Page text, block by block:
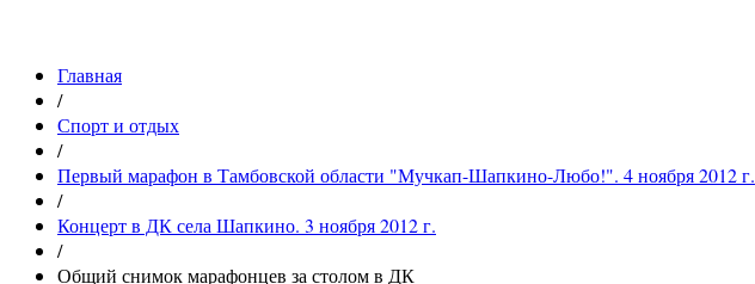
Главная
/
Спорт и отдых
/
Первый марафон в Тамбовской области "Мучкап-Шапкино-Любо!". 4 ноября 2012 г.
/
Концерт в ДК села Шапкино. 3 ноября 2012 г.
/
Общий снимок марафонцев за столом в ДК